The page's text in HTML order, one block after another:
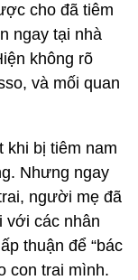
cho đã tiêm
ngay tại nhà
không rõ
và mối quan
khi bị tiêm nam
Nhưng ngay
người mẹ đã
với các nhân
thuận để “bác
con trai mình.